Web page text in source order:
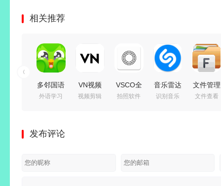
相关推荐
多邻国语
言
永久会员
外语学习
VN视频
编辑剪辑
视频剪辑
VSCO全
滤镜
拍照软件
音乐雷达
Shazam
识别音乐
文件管理
器 File
文件查看
发布评论